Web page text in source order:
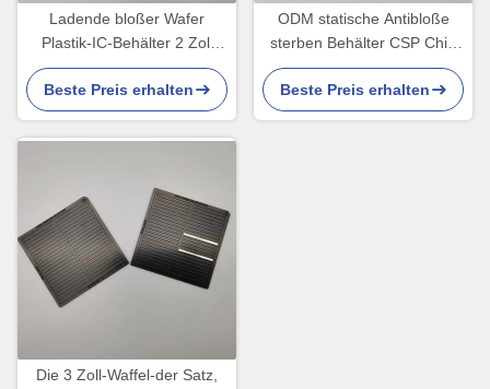
Ladende bloßer Wafer
Plastik-IC-Behälter 2 Zoll
ESD-Verschiffen-Behälter
Beste Preis erhalten
ODM statische Antibloße
sterben Behälter CSP Chip
Scale Package Transporting
IC
Beste Preis erhalten
Die 3 Zoll-Waffel-der Satz,